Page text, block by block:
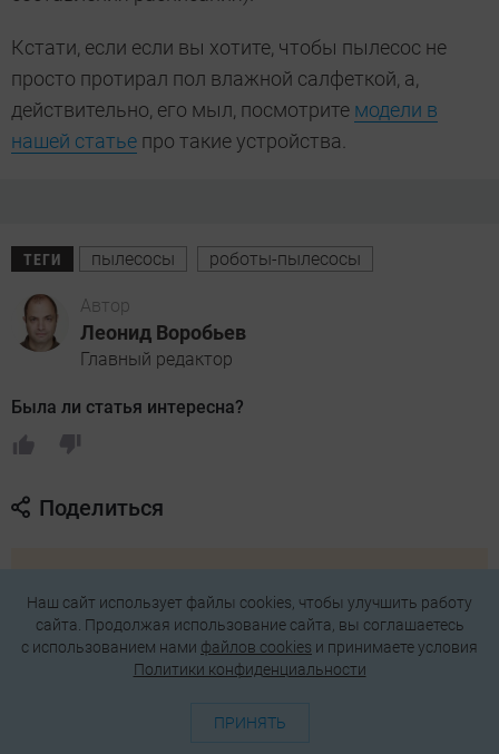
Кстати, если если вы хотите, чтобы пылесос не
просто протирал пол влажной салфеткой, а,
действительно, его мыл, посмотрите модели в
нашей статье про такие устройства.
ТЕГИ пылесосы роботы-пылесосы
Автор
Леонид Воробьев
Главный редактор
Была ли статья интересна?
Поделиться
с самыми популярными статьями
Подписаться
Наш сайт использует файлы cookies, чтобы улучшить работу
сайта. Продолжая использование сайта, вы соглашаетесь
c использованием нами файлов cookies и принимаете условия
Политики конфиденциальности
ПРИНЯТЬ